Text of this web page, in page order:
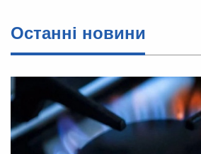
Останні новини